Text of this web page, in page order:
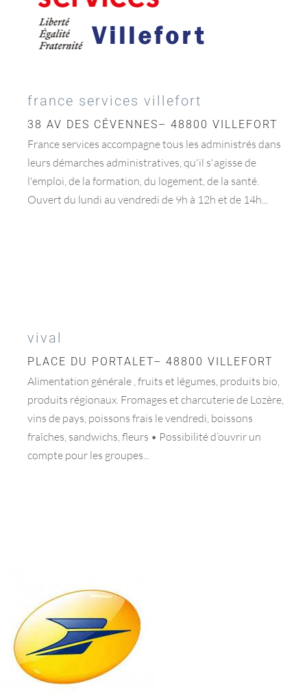
france services villefort
38 AV DES CÉVENNES– 48800 VILLEFORT
France services accompagne tous les administrés dans
leurs démarches administratives, qu'il s'agisse de
l'emploi, de la formation, du logement, de la santé.
Ouvert du lundi au vendredi de 9h à 12h et de 14h...
vival
PLACE DU PORTALET– 48800 VILLEFORT
Alimentation générale , fruits et légumes, produits bio,
produits régionaux. Fromages et charcuterie de Lozère,
vins de pays, poissons frais le vendredi, boissons
fraîches, sandwichs, fleurs • Possibilité d’ouvrir un
compte pour les groupes...